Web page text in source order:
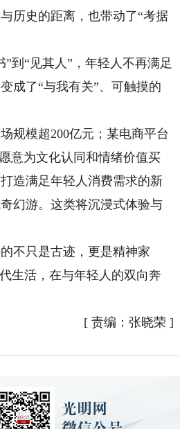
历史的距离，也带动了“考据
“见其人”，年轻人不再满足
成了“与我有关”、可触摸的
规模超200亿元；某电商平台
意为文化认同和情绪价值买
造满足年轻人消费需求的新
幻游。这类将沉浸式体验与
不只是古迹，更是精神家
生活，在与年轻人的双向奔
[ 责编：张晓荣 ]